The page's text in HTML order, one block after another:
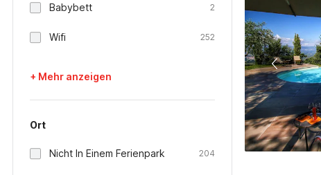
Babybett 2
Wifi 252
+ Mehr anzeigen
Ort
Nicht In Einem Ferienpark 204